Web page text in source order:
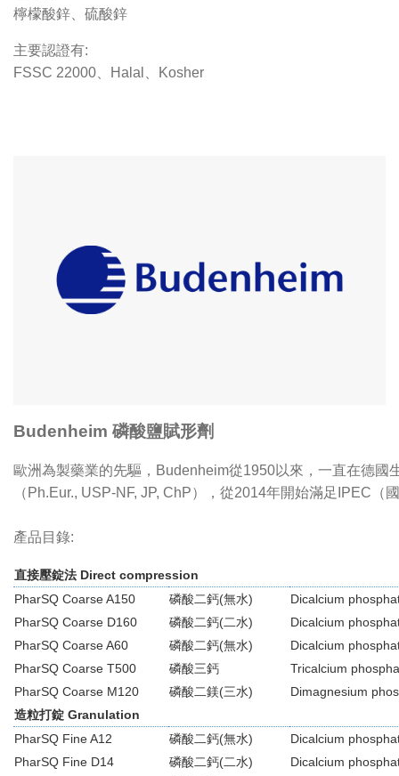
檸檬酸鋅、硫酸鋅
主要認證有:
FSSC 22000、Halal、Kosher
Budenheim 磷酸鹽賦形劑
歐洲為製藥業的先驅，Budenheim從1950以來，一直在德
（Ph.Eur., USP-NF, JP, ChP），從2014年開始滿足IPEC
產品目錄:
直接壓錠法 Direct compression
PharSQ Coarse A150
磷酸二鈣(無水)
Dicalcium
PharSQ Coarse D160
磷酸二鈣(二水)
Dicalcium
PharSQ Coarse A60
磷酸二鈣(無水)
Dicalcium
PharSQ Coarse T500
磷酸三鈣
Tricalcium
PharSQ Coarse M120
磷酸二鎂(三水)
Dimagnesium
造粒打錠 Granulation
PharSQ Fine A12
磷酸二鈣(無水)
Dicalcium
PharSQ Fine D14
磷酸二鈣(二水)
Dicalcium